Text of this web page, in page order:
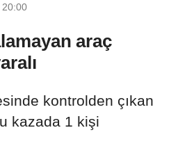
20:00
araç
kontrolden çıkan
kazada 1 kişi